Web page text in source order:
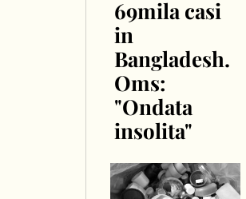
69mila casi
in
Bangladesh.
Oms:
"Ondata
insolita"